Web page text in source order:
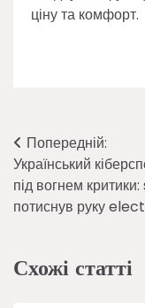
ціну та комфорт.
Навігація
записів
Попередній:
Український
під вогнем
потиснув руку
Схожі статті